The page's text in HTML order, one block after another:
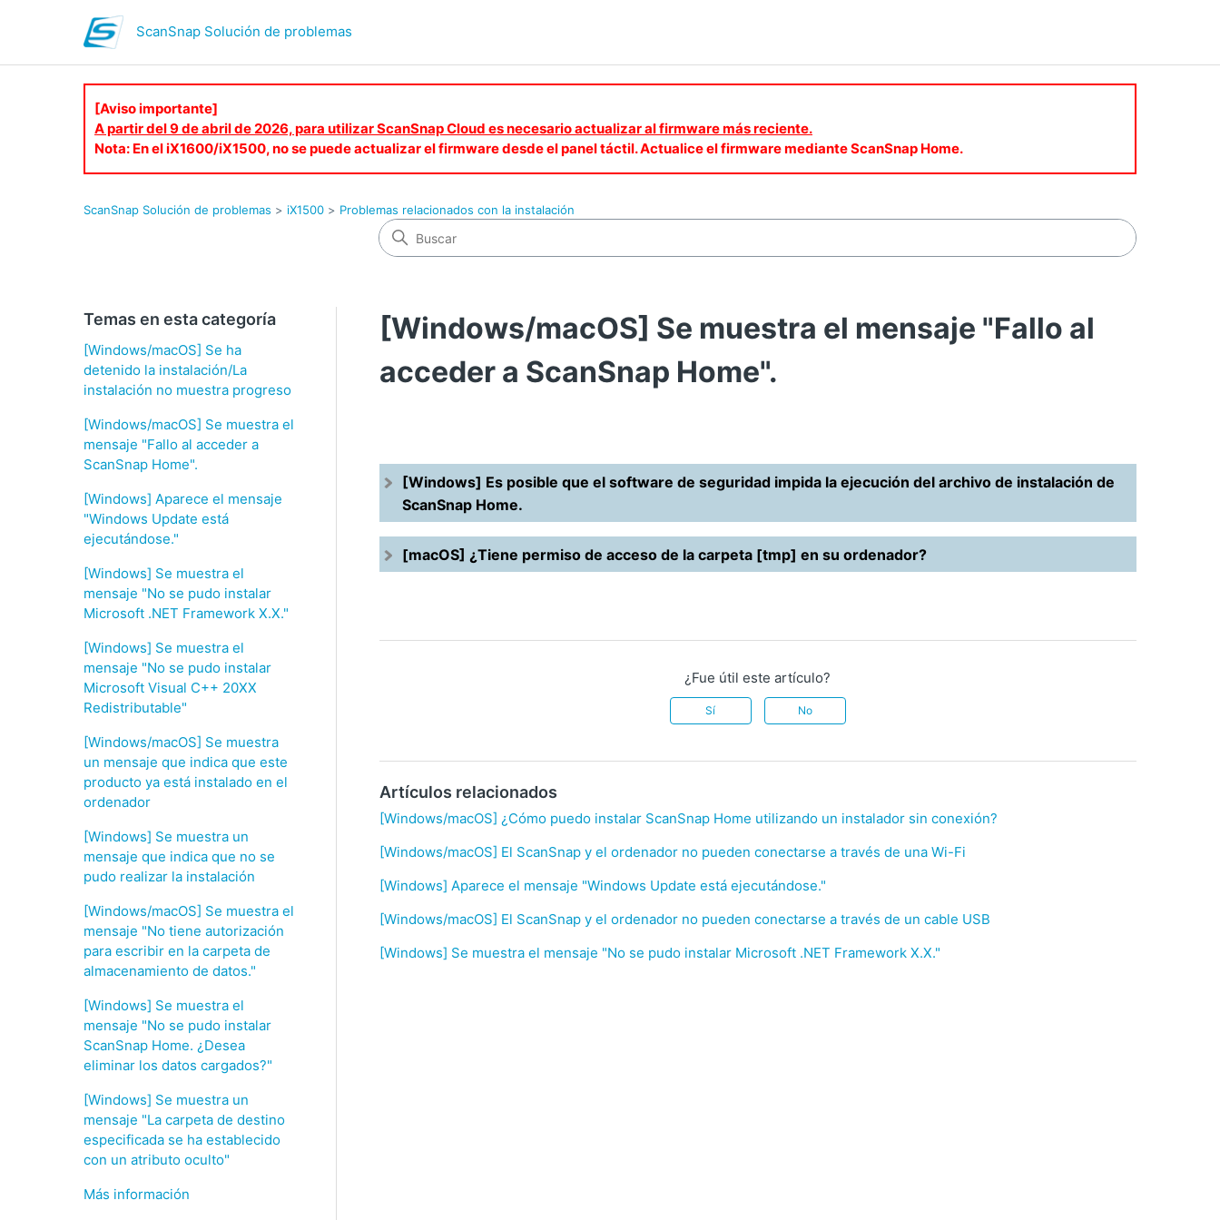
ScanSnap Solución de problemas
[Aviso importante]
A partir del 9 de abril de 2026, para utilizar ScanSnap Cloud es necesario actualizar al firmware más reciente.
Nota: En el iX1600/iX1500, no se puede actualizar el firmware desde el panel táctil. Actualice el firmware mediante ScanSnap Home.
ScanSnap Solución de problemas iX1500 Problemas relacionados con la instalación
Temas en esta categoría
[Windows/macOS] Se ha
detenido la instalación/La
instalación no muestra progreso
[Windows/macOS] Se muestra el
mensaje "Fallo al acceder a
ScanSnap Home".
[Windows] Aparece el mensaje
"Windows Update está
ejecutándose."
[Windows] Se muestra el
mensaje "No se pudo instalar
Microsoft .NET Framework X.X."
[Windows] Se muestra el
mensaje "No se pudo instalar
Microsoft Visual C++ 20XX
Redistributable"
[Windows/macOS] Se muestra
un mensaje que indica que este
producto ya está instalado en el
ordenador
[Windows] Se muestra un
mensaje que indica que no se
pudo realizar la instalación
[Windows/macOS] Se muestra el
mensaje "No tiene autorización
para escribir en la carpeta de
almacenamiento de datos."
[Windows] Se muestra el
mensaje "No se pudo instalar
ScanSnap Home. ¿Desea
eliminar los datos cargados?"
[Windows] Se muestra un
mensaje "La carpeta de destino
especificada se ha establecido
con un atributo oculto"
Más información
[Windows/macOS] Se muestra el mensaje "Fallo al
acceder a ScanSnap Home".
[Windows] Es posible que el software de seguridad impida la ejecución del archivo de instalación de
ScanSnap Home.
[macOS] ¿Tiene permiso de acceso de la carpeta [tmp] en su ordenador?
¿Fue útil este artículo?
Sí No
Artículos relacionados
[Windows/macOS] ¿Cómo puedo instalar ScanSnap Home utilizando un instalador sin conexión?
[Windows/macOS] El ScanSnap y el ordenador no pueden conectarse a través de una Wi-Fi
[Windows] Aparece el mensaje "Windows Update está ejecutándose."
[Windows/macOS] El ScanSnap y el ordenador no pueden conectarse a través de un cable USB
[Windows] Se muestra el mensaje "No se pudo instalar Microsoft .NET Framework X.X."